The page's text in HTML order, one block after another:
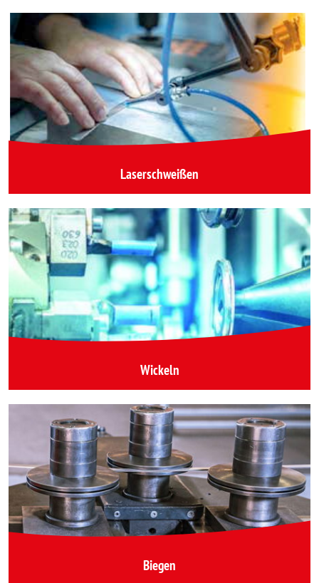
Laserschweißen
Wickeln
Biegen